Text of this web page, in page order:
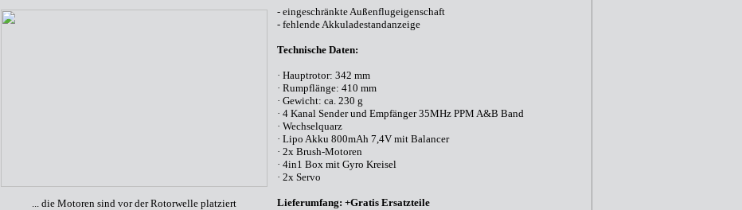
... die Motoren sind vor der Rotorwelle platziert
- eingeschränkte Außenflugeigenschaft
- fehlende Akkuladestandanzeige
Technische Daten:
· Hauptrotor: 342 mm
· Rumpflänge: 410 mm
· Gewicht: ca. 230 g
· 4 Kanal Sender und Empfänger 35MHz PPM A&B Band
· Wechselquarz
· Lipo Akku 800mAh 7,4V mit Balancer
· 2x Brush-Motoren
· 4in1 Box mit Gyro Kreisel
· 2x Servo
Lieferumfang: +Gratis Ersatzteile